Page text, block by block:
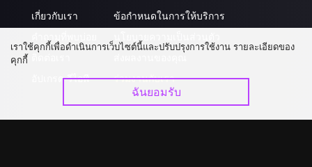
เกี่ยวกับเรา
อัปเกรด วีไอพี
ข้อกำหนดในการให้บริการ
ร่วมงานกับเรา
เราใช้คุกกี้เพื่อดำเนินการเว็บไซต์นี้และปรับปรุงการใช้งาน รายละเอียดของ
คุกกี้
ฉันยอมรับ